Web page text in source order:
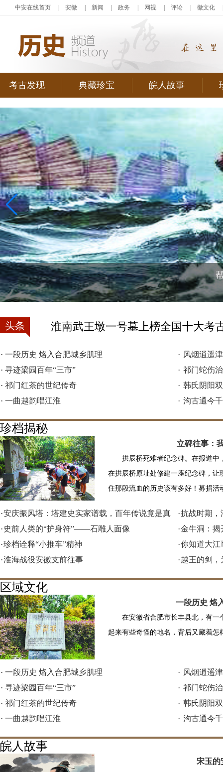
中安在线首页 安徽 新闻 政务 网视 评论 徽文化
考古发现 典藏珍宝 皖人故事
头条 淮南武王墩一号墓上榜全国十大考
· 一段历史 烙入合肥城乡肌理
· 寻迹梁园百年“三市”
· 祁门红茶的世纪传奇
· 一曲越韵唱江淮
· 风烟逍遥
· 祁门蛇伤
· 韩氏阴阳
· 沟古通今
珍档揭秘
立碑往事：
拱辰桥死难者纪念碑。在报道中
在拱辰桥原址处修建一座纪念碑，
住那段流血的历史该有多好！募捐活
·安庆振风塔：塔建史实家谱载，百年传说竟是真
· 史前人类的“护身符”——石雕人面像
·珍档诠释“小推车”精神
·淮海战役安徽支前往事
·抗战时期，
·金牛洞：揭
·你知道大江
·越王的剑
区域文化
一段历史 烙
在安徽省合肥市长丰县北，有
起来有些奇怪的地名，背后又藏着怎
· 一段历史 烙入合肥城乡肌理
· 寻迹梁园百年“三市”
· 祁门红茶的世纪传奇
· 一曲越韵唱江淮
· 风烟逍遥
· 祁门蛇伤
· 韩氏阴阳
· 沟古通今
皖人故事
宋玉的